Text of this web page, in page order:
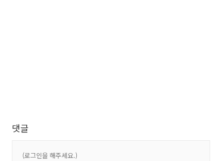
댓글